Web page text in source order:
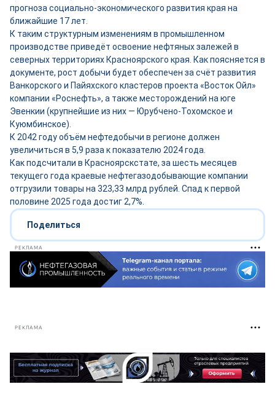
прогноза социально-экономического развития края на
ближайшие 17 лет.
К таким структурным изменениям в промышленном
производстве приведёт освоение нефтяных залежей в
северных территориях Красноярского края. Как поясняется в
документе, рост добычи будет обеспечен за счёт развития
Ванкорского и Пайяхского кластеров проекта «Восток Ойл»
компании «Роснефть», а также месторождений на юге
Эвенкии (крупнейшие из них — Юрубчено-Тохомское и
Куюмбинское).
К 2042 году объём нефтедобычи в регионе должен
увеличиться в 5,9 раза к показателю 2024 года.
Как подсчитали в Красноярскстате, за шесть месяцев
текущего года краевые нефтегазодобывающие компании
отгрузили товары на 323,33 млрд рублей. Спад к первой
половине 2025 года достиг 2,7%.
Поделиться
РЕКЛАМА
РЕКЛАМА